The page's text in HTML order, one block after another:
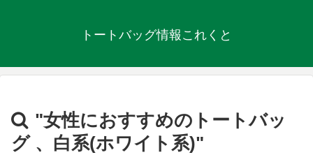
トートバッグ情報これくと
"女性におすすめのトートバッ
グ 、白系(ホワイト系)"